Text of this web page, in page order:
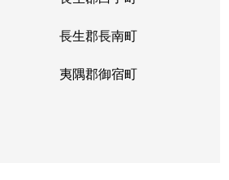
長生郡長南町
夷隅郡御宿町